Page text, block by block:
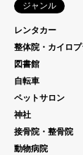
ジャンル
レンタカー
整体院・カイロ
図書館
自転車
ペットサロン
神社
接骨院・整骨院
動物病院